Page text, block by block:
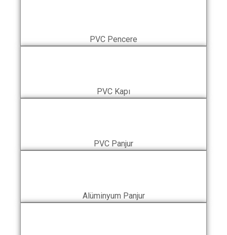
PVC Pencere
PVC Kapı
PVC Panjur
Alüminyum Panjur